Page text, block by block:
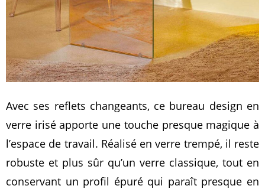
Avec ses reflets changeants, ce bureau design en
verre irisé apporte une touche presque magique à
l’espace de travail. Réalisé en verre trempé, il reste
robuste et plus sûr qu’un verre classique, tout en
conservant un profil épuré qui paraît presque en